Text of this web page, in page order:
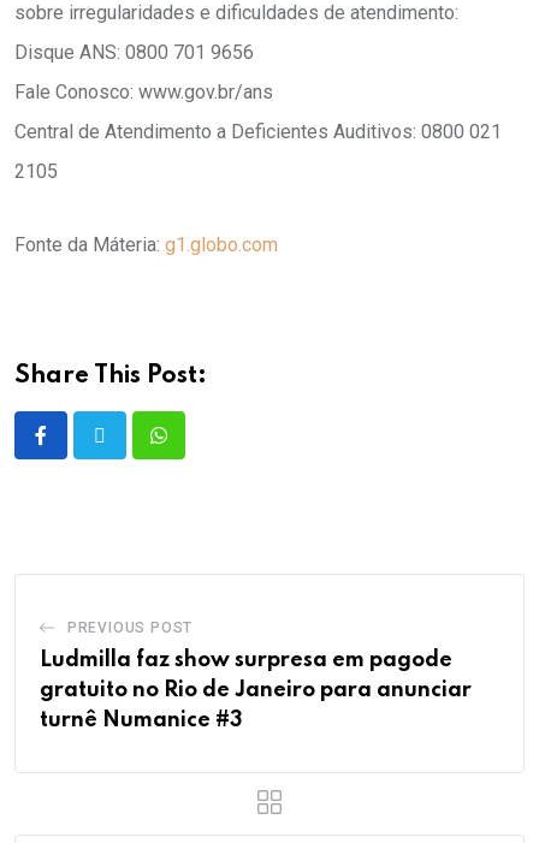
sobre irregularidades e dificuldades de atendimento:
Disque ANS: 0800 701 9656
Fale Conosco: www.gov.br/ans
Central de Atendimento a Deficientes Auditivos: 0800 021
2105
Fonte da Máteria: g1.globo.com
Share This Post:
PREVIOUS POST
Ludmilla faz show surpresa em pagode
gratuito no Rio de Janeiro para anunciar
turnê Numanice #3